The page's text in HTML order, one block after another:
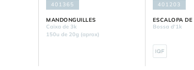
401365
MANDONGUILLES
Caixa de 3k
150u de 20g (aprox)
401203
ESCALOPA DE
Bossa d'1k